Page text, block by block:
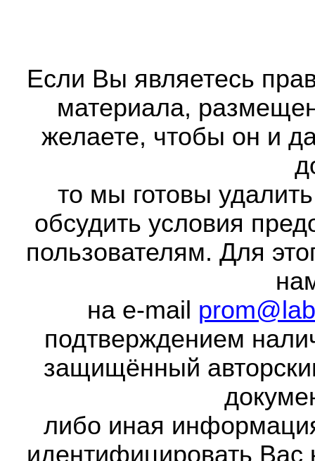
Если Вы являетесь
материала,
желаете, чтобы он и
то мы готовы
обсудить условия
пользователям. Для
на e-mail
подтверждением
защищённый
либо иная
идентифицировать Вас